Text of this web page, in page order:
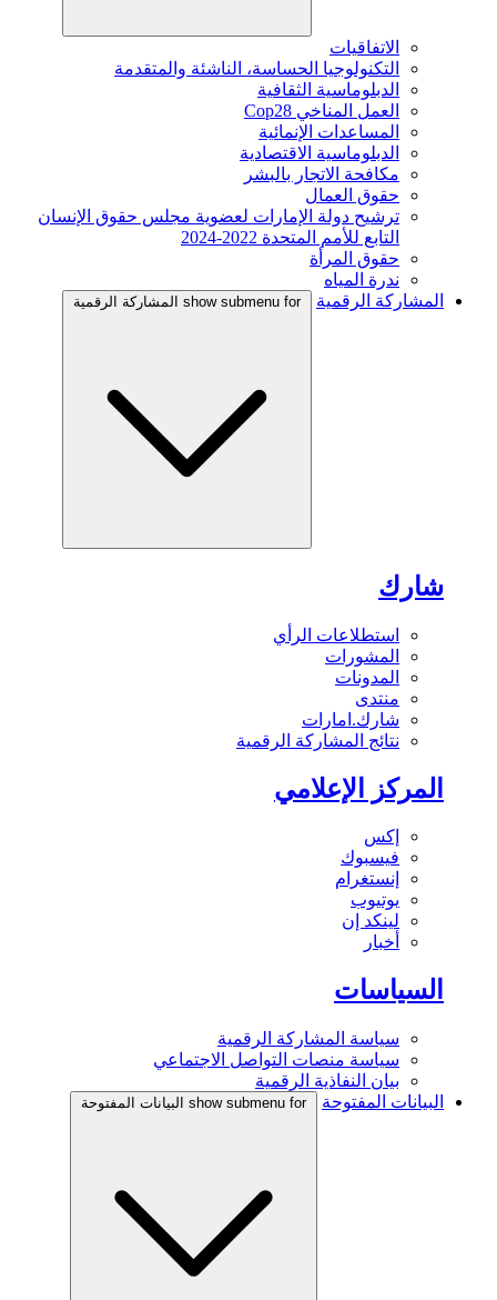
الاتفاقيات
التكنولوجيا الحساسة، الناشئة والمتقدمة
الدبلوماسية الثقافية
العمل المناخي Cop28
المساعدات الإنمائية
الدبلوماسية الاقتصادية
مكافحة الاتجار بالبشر
حقوق العمال
ترشيح دولة الإمارات لعضوية مجلس حقوق الإنسان
التابع للأمم المتحدة 2022-2024
حقوق المرأة
ندرة المياه
المشاركة الرقمية
show submenu for المشاركة الرقمية
شارك
استطلاعات الرأي
المشورات
المدونات
منتدى
شارك.امارات
نتائج المشاركة الرقمية
المركز الإعلامي
إكس
فيسبوك
إنستغرام
يوتيوب
لينكد إن
أخبار
السياسات
سياسة المشاركة الرقمية
سياسة منصات التواصل الاجتماعي
بيان النفاذية الرقمية
البيانات المفتوحة
show submenu for البيانات المفتوحة